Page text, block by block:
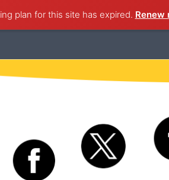
plan for this site has expired. Renew
Nacional Ciudad de